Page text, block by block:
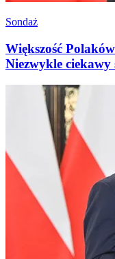
Sondaż
Większość
Niezwykle ciekawy